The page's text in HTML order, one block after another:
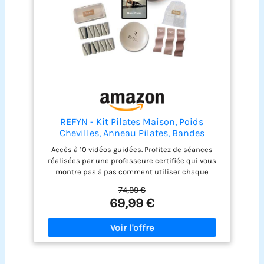
fait l'appareil de Pilates parfait pour les débutants
et les confirmés Rangement pratique : cet
ensemble de pilates a un design compact et est
livré avec un sac de rangement. Il peut être
facilement rangé après l'entraînement CADEAU
REFYN - Kit Pilates Maison, Poids
Chevilles, Anneau Pilates, Bandes
résistance Pilates,Ballon Pilates,Cercle
Pilate,Bien
être,Périné,Abdos,Accessoire,Musculatio
n,Yoga?Fitness,Sport,Méditation,Santé
Accès à 10 vidéos guidées. Profitez de séances
réalisées par une professeure certifiée qui vous
montre pas à pas comment utiliser chaque
durables, même si vous débutez. Sculptez et
tonifiez votre corps en profondeur. Transformez
votre silhouette grâce à un travail ciblé sur les
muscles profonds. L’anneau Pilates, les poids
chevilles et les bandes de résistance sollicitent
74,99 €
69,99 €